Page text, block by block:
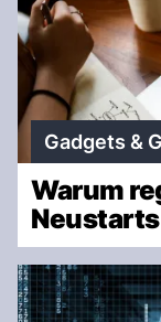
Gadgets &
Warum